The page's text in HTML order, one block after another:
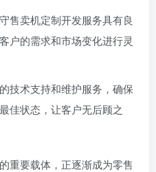
售卖机定制开发服务具有良
户的需求和市场变化进行灵
技术支持和维护服务，确保
佳状态，让客户无后顾之
重要载体，正逐渐成为零售